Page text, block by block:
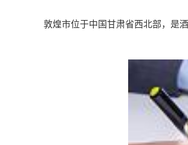
敦煌市位于中国甘肃省西北部，是